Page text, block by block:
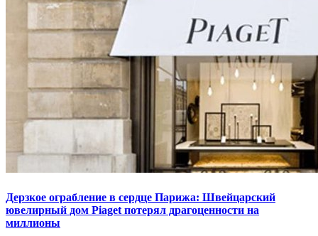
Дерзкое ограбление в сердце Парижа: Швейцарский
ювелирный дом Piaget потерял драгоценности на
миллионы